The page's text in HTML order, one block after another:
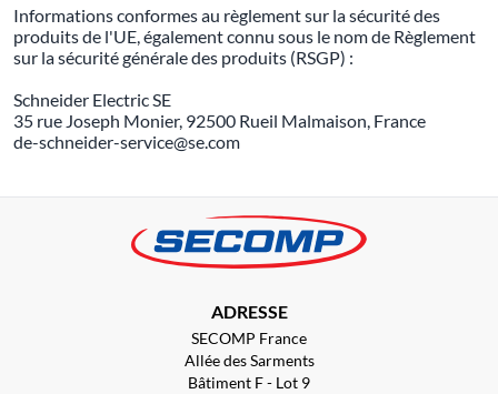
Informations conformes au règlement sur la sécurité des
produits de l'UE, également connu sous le nom de Règlement
sur la sécurité générale des produits (RSGP) :
Schneider Electric SE
35 rue Joseph Monier, 92500 Rueil Malmaison, France
de-schneider-service@se.com
ADRESSE
SECOMP France
Allée des Sarments
Bâtiment F - Lot 9